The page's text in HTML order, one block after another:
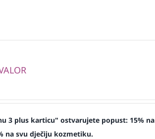
3 plus karticu" ostvarujete popust: 15%
na svu dječiju kozmetiku.